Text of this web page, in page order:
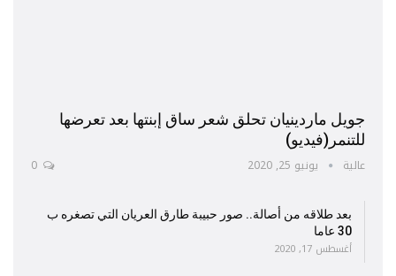
جويل ماردينيان تحلق شعر ساق إبنتها بعد تعرضها
للتنمر(فيديو)
عالية يونيو 25, 2020
بعد طلاقه من أصالة.. صور حبيبة طارق العريان التي تصغره ب
30 عاما
أغسطس 17, 2020